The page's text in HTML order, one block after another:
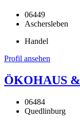
06449
Aschersleben
Handel
Profil ansehen
ÖKOHAUS
06484
Quedlinburg